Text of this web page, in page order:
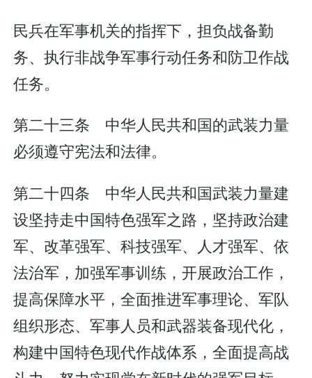
民兵在军事机关的指挥下，担负战备勤
务、执行非战争军事行动任务和防卫作战
任务。
第二十三条 中华人民共和国的武装力量
必须遵守宪法和法律。
第二十四条 中华人民共和国武装力量建
设坚持走中国特色强军之路，坚持政治建
军、改革强军、科技强军、人才强军、依
法治军，加强军事训练，开展政治工作，
提高保障水平，全面推进军事理论、军队
组织形态、军事人员和武器装备现代化，
构建中国特色现代作战体系，全面提高战